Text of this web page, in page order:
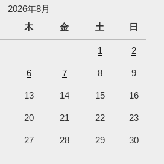
2026年8月
木 金 土 日
1 2
6 7 8 9
13 14 15 16
20 21 22 23
27 28 29 30